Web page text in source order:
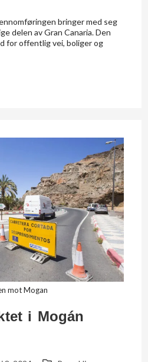
bringer med seg
delen av Gran Canaria. Den
for offentlig vei, boliger og
mot Mogan
i Mogán